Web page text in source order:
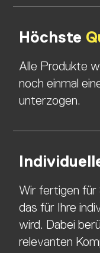
Höchste
Alle Produkte
noch einmal
unterzogen.
Wir fertigen für
das für Ihre
wird. Dabei
relevanten